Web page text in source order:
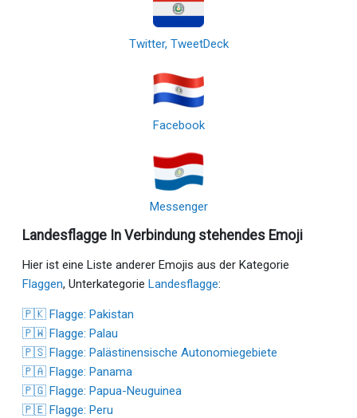
Twitter, TweetDeck
Facebook
Messenger
Landesflagge In Verbindung stehendes Emoji
Hier ist eine Liste anderer Emojis aus der Kategorie
Flaggen, Unterkategorie Landesflagge:
🇵🇰 Flagge: Pakistan
🇵🇼 Flagge: Palau
🇵🇸 Flagge: Palästinensische Autonomiegebiete
🇵🇦 Flagge: Panama
🇵🇬 Flagge: Papua-Neuguinea
🇵🇪 Flagge: Peru